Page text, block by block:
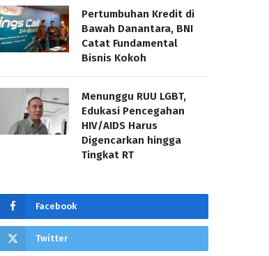
Pertumbuhan Kredit di
Bawah Danantara, BNI
Catat Fundamental
Bisnis Kokoh
Menunggu RUU LGBT,
Edukasi Pencegahan
HIV/AIDS Harus
Digencarkan hingga
Tingkat RT
Facebook
Twitter